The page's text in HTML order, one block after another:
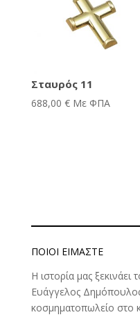
Σταυρός 11
688,00 € Με ΦΠΑ
ΠΟΙΟΊ ΕΊΜΑΣΤΕ
Η ιστορία μας
Ευάγγελος
κοσμηματοπωλείο στο